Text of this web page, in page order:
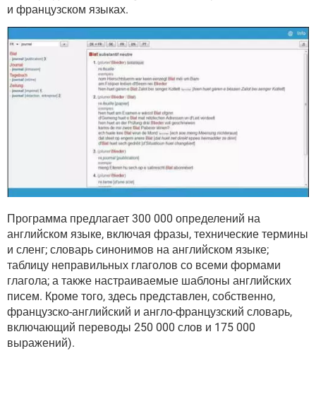
ВИДЕО
YANDEX
и французском языках.
Программа предлагает 300 000 определений на
английском языке, включая фразы, технические термины
и сленг; словарь синонимов на английском языке;
таблицу неправильных глаголов со всеми формами
глагола; а также настраиваемые шаблоны английских
писем. Кроме того, здесь представлен, собственно,
французско-английский и англо-французский словарь,
включающий переводы 250 000 слов и 175 000
выражений).